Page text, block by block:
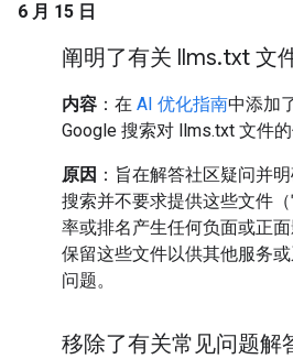
6 月 15 日
阐明了有关 llms.txt 文
内容 ：在 AI 优化指南中添加
Google 搜索对 llms.txt 文件的
原因 ：旨在解答社区疑问并
搜索并不要求提供这些文件
率或排名产生任何负面或正
保留这些文件以供其他服务
问题。
移除了有关常见问题解